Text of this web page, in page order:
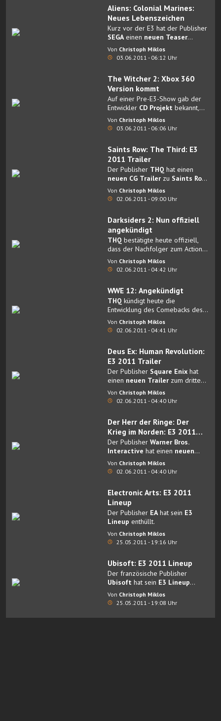
Aliens: Colonial Marines:
Neues Lebenszeichen
Kurz vor der E3 hat der Publisher
SEGAeinen neuen Teaser
Trailer zu
Aliens: Colonial
Marines veröffentlicht.
Von Christoph Miklos
03.06.2011 - 06:12 Uhr
The Witcher 2: Xbox 360
Version kommt
Auf einer Pre-E3-Show gab der
Entwickler CD Projekt bekannt,
dassEnde des Jahres
360-UmsetzungvonThe
Von Christoph Miklos
03.06.2011 - 06:06 Uhr
Saints Row: The Third: E3
2011 Trailer
Der Publisher THQ hat einen
neuen CG Trailer zu Saints Row:
The Third
veröffentlicht.
Von Christoph Miklos
02.06.2011 - 09:00 Uhr
Darksiders 2: Nun offiziell
angekündigt
THQ bestätigte heute offiziell,
dass der Nachfolger zum Action
Adventure Darksiders im
2012 auf der Xbox 360, der
Von Christoph Miklos
02.06.2011 - 04:42 Uhr
WWE 12: Angekündigt
THQ kündigt heute die
Entwicklung des Comebacks des
Aushängeschilds der WWE
Videospiele an:WWE ‘12
Von Christoph Miklos
02.06.2011 - 04:41 Uhr
Deus Ex: Human Revolution:
E3 2011 Trailer
Der Publisher Square Enix hat
einen neuen Trailer zum dritten
Teil von Deus Ex
Von Christoph Miklos
02.06.2011 - 04:40 Uhr
Der Herr der Ringe: Der
Krieg im Norden: E3 2011
Trailer
Der Publisher Warner Bros.
Interactive hat einen neuen
Gameplay Trailer
der Ringe: Der Krieg im Norden
Von Christoph Miklos
02.06.2011 - 04:40 Uhr
Electronic Arts: E3 2011
Lineup
Der Publisher EAhat sein E3
Lineup enthüllt.
Von Christoph Miklos
25.05.2011 - 19:16 Uhr
Ubisoft: E3 2011 Lineup
Der französische Publisher
Ubisoft hat sein E3 Lineup
enthüllt.
Von Christoph Miklos
25.05.2011 - 19:08 Uhr